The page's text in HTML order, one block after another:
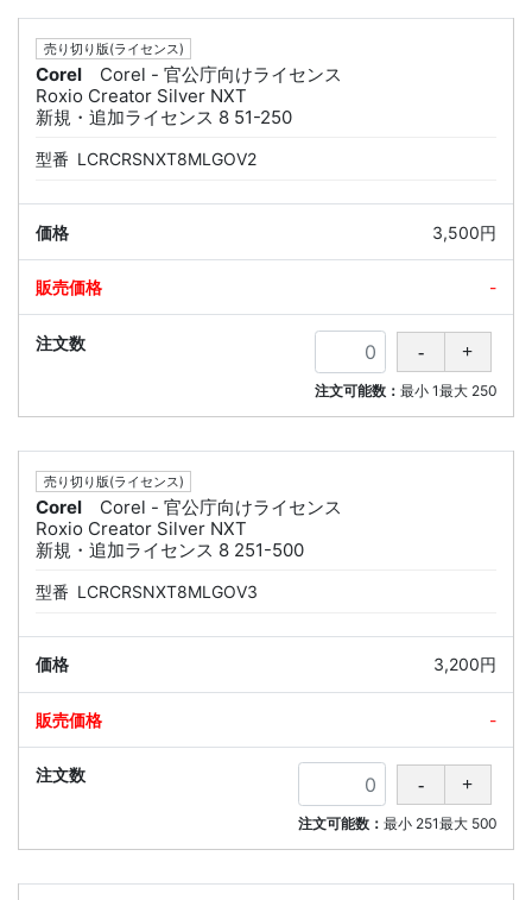
売り切り版(ライセンス)
Corel
Corel - 官公庁向けライセンス
Roxio Creator Silver NXT
新規・追加ライセンス 8 51-250
型番 LCRCRSNXT8MLGOV2
3,500円
-
注文可能数： 最小 1最大 250
売り切り版(ライセンス)
Corel
Corel - 官公庁向けライセンス
Roxio Creator Silver NXT
新規・追加ライセンス 8 251-500
型番 LCRCRSNXT8MLGOV3
3,200円
-
注文可能数： 最小 251最大 500